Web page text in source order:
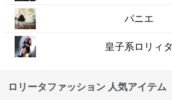
パニエ
皇子系ロリィタ
ロリータファッション 人気アイテム